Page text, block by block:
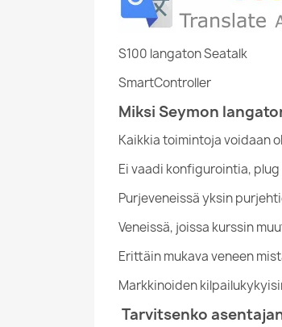
S100 langaton Seatalk
SmartController
Miksi Seymon
Kaikkia toimintoja voidaan
Ei vaadi konfigurointia,
Purjeveneissä yksin
Veneissä, joissa kurssin
Erittäin mukava veneen
Markkinoiden
Tarvitsenko